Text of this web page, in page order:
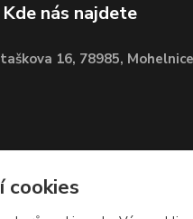
Kde nás najdete
16, 78985, Mohelnice
cookies